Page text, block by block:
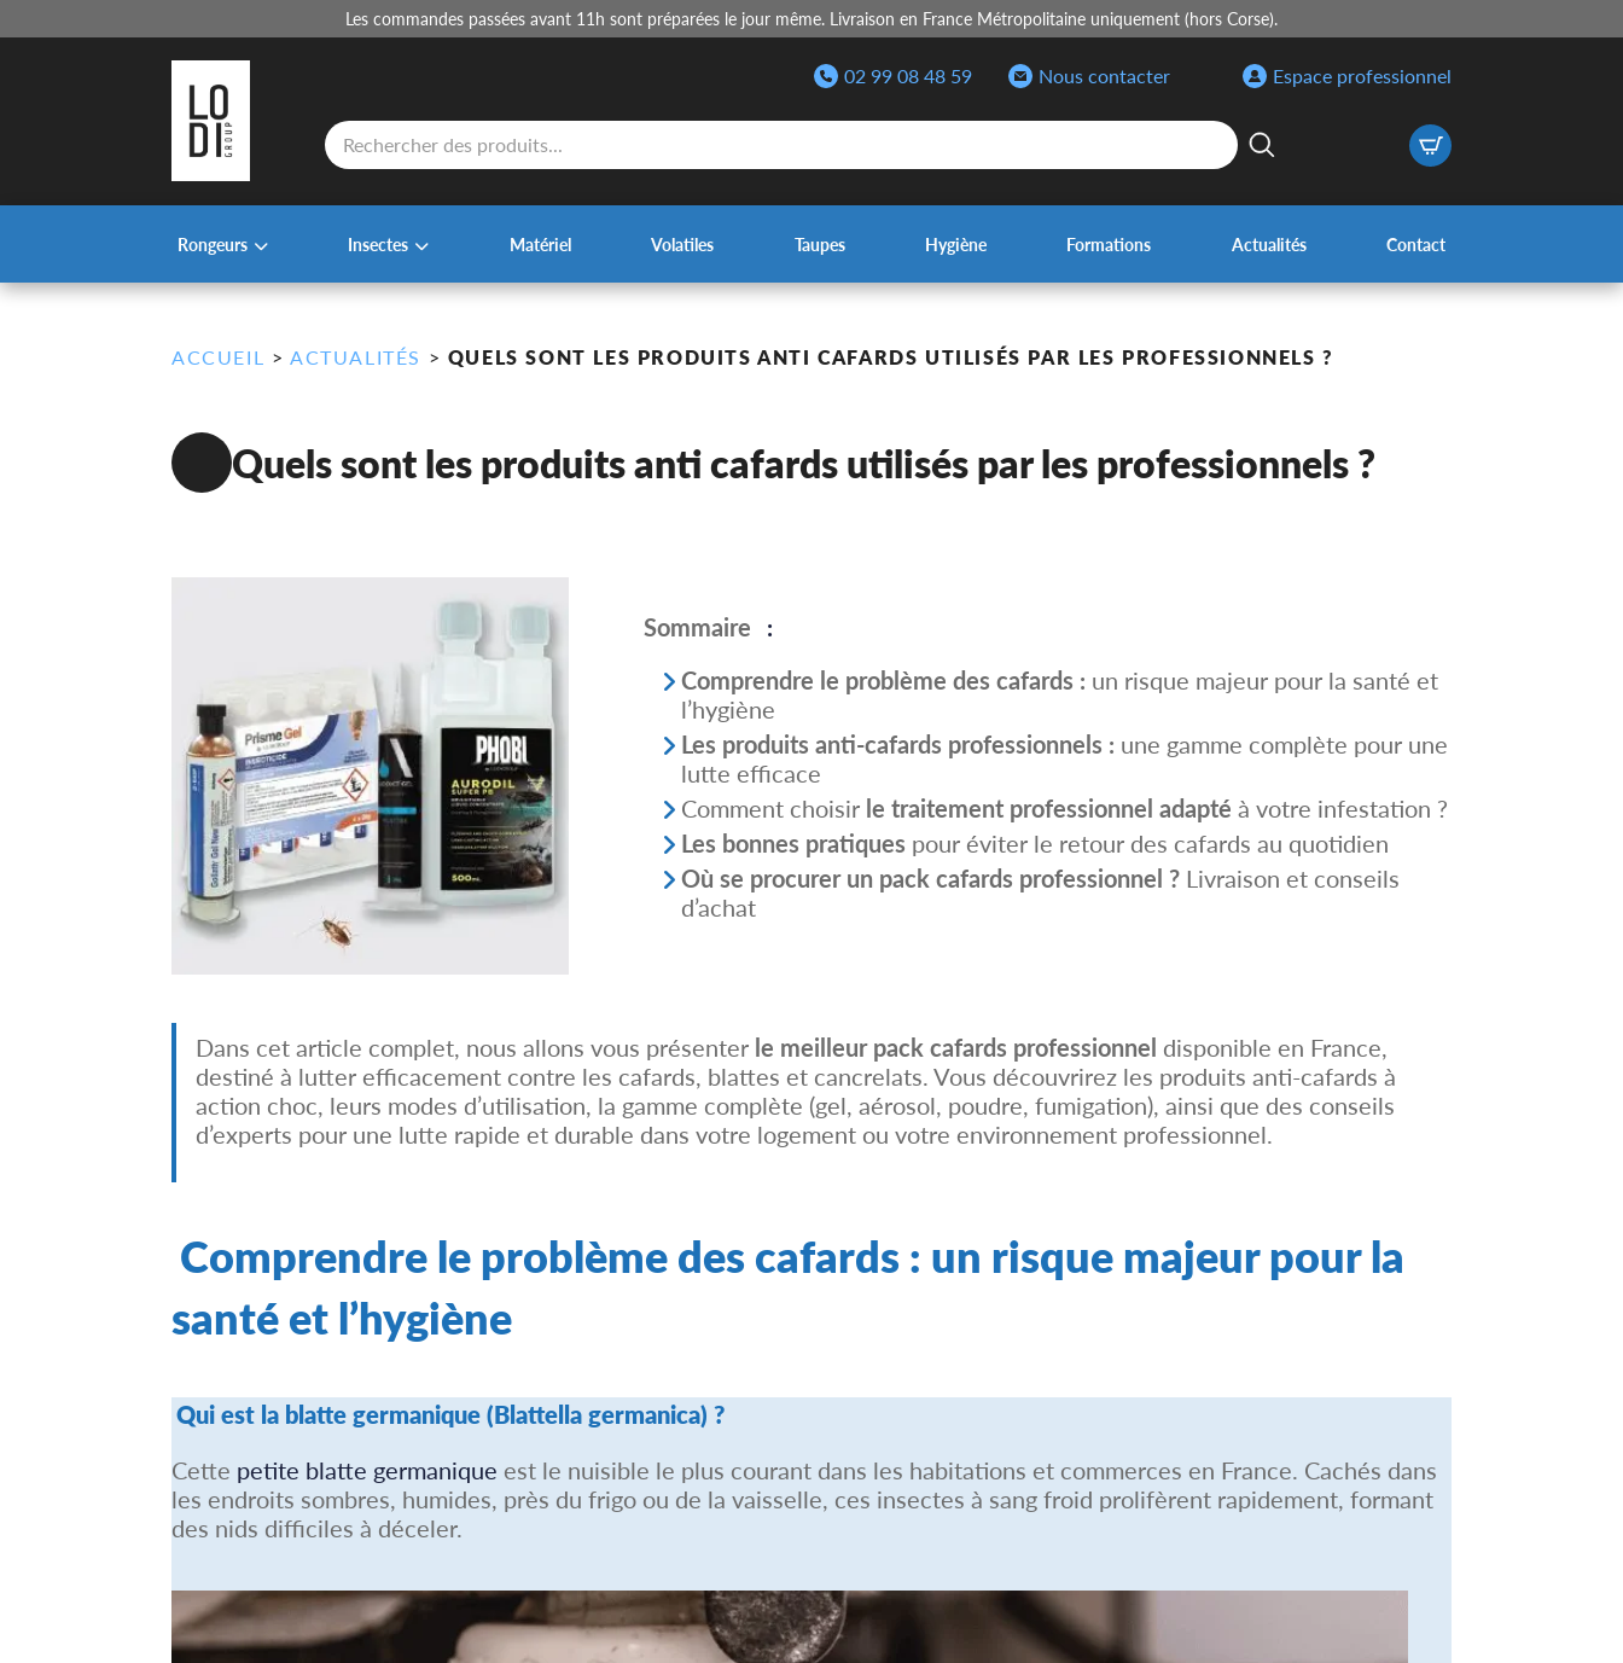
Les commandes passées avant 11h sont préparées le jour même. Livraison en France Métropolitaine uniquement (hors Corse).
02 99 08 48 59 Nous contacter
Espace professionnel
Recherche
de
produits
Rongeurs Insectes Matériel Volatiles Taupes Hygiène Formations Actualités Contact
ACCUEIL >ACTUALITÉS > QUELS SONT LES PRODUITS ANTI CAFARDS UTILISÉS PAR LES PROFESSIONNELS ?
Quels sont les produits anti cafards utilisés par les professionnels ?
Sommaire :
Comprendre le problème des cafards : un risque majeur pour la santé et
l’hygiène
Les produits anti-cafards professionnels : une gamme complète pour une
lutte efficace
Comment choisir le traitement professionnel adaptéà votre infestation ?
Les bonnes pratiques pour éviter le retour des cafards au quotidien
Où se procurer un pack cafards professionnel ? Livraison et conseils
d’achat
Dans cet article complet, nous allons vous présenter le meilleur pack cafards professionnel disponible en France,
destiné à lutter efficacement contre les cafards, blattes et cancrelats. Vous découvrirez les produits anti-cafards à
action choc, leurs modes d’utilisation, la gamme complète (gel, aérosol, poudre, fumigation), ainsi que des conseils
d’experts pour une lutte rapide et durable dans votre logement ou votre environnement professionnel.
Comprendre le problème des cafards : un risque majeur pour la
santé et l’hygiène
Qui est la blatte germanique (Blattella germanica) ?
Cette petite blatte germanique est le nuisible le plus courant dans les habitations et commerces en France. Cachés dans
les endroits sombres, humides, près du frigo ou de la vaisselle, ces insectes à sang froid prolifèrent rapidement, formant
des nids difficiles à déceler.